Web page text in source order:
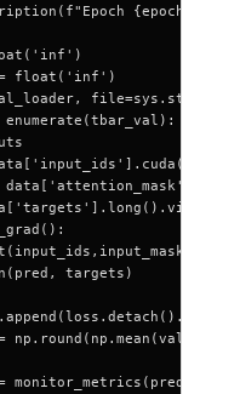
{epoch + 1}
float('inf')
file=sys.stdout)
targets)
monitor_metrics(pred,